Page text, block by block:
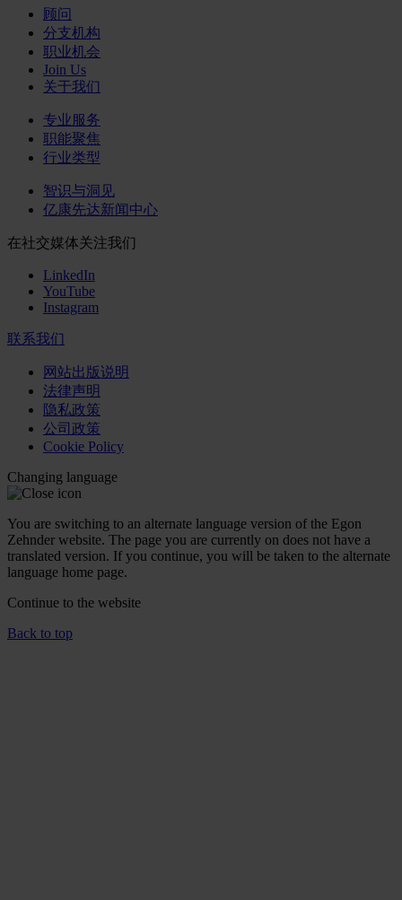
顾问
分支机构
职业机会
Join Us
关于我们
专业服务
职能聚焦
行业类型
智识与洞见
亿康先达新闻中心
在社交媒体关注我们
LinkedIn
YouTube
Instagram
联系我们
网站出版说明
法律声明
隐私政策
公司政策
Cookie Policy
Changing language
You are switching to an alternate language version of the Egon
Zehnder website. The page you are currently on does not have a
translated version. If you continue, you will be taken to the alternate
language home page.
Continue to the website
Back to top